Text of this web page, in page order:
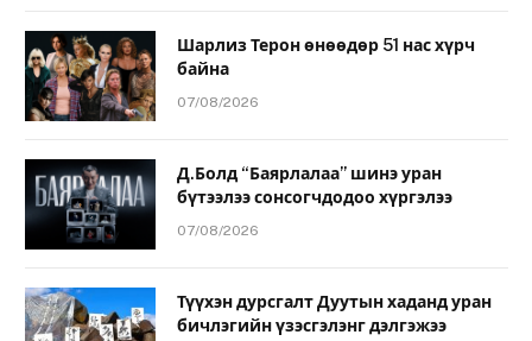
Шарлиз Терон өнөөдөр 51 нас хүрч
байна
07/08/2026
Д.Болд “Баярлалаа” шинэ уран
бүтээлээ сонсогчдодоо хүргэлээ
07/08/2026
Түүхэн дурсгалт Дуутын хаданд уран
бичлэгийн үзэсгэлэнг дэлгэжээ